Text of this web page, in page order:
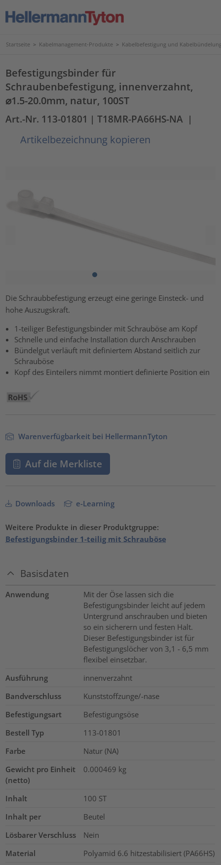
Startseite > Kabelmanagement-Produkte > Kabelbefestigung und
Befestigungsbinder für
Schraubenbefestigung, innenverzahnt,
⌀1.5-20.0mm, natur, 100ST
Art.-Nr. 113-01801 | T18MR-PA66HS-NA |
Artikelbezeichnung kopieren
Die Schraubbefestigung erzeugt eine geringe Einsteck- und
hohe Auszugskraft.
1-teiliger Befestigungsbinder mit Schrauböse am Kopf
Schnelle und einfache Installation durch Anschrauben
Bündelgut verläuft mit definiertem Abstand seitlich zur
Schrauböse
Kopf des Einteilers nimmt montiert definierte Position ein
Warenverfügbarkeit bei HellermannTyton
Auf die Merkliste
Downloads e-Learning
Weitere Produkte in dieser Produktgruppe:
Befestigungsbinder 1-teilig mit Schrauböse
Basisdaten
Anwendung
Mit der Öse lassen sich die
Befestigungsbinder leicht auf jedem
Untergrund anschrauben und bieten
so ein sicherern und festen Halt.
Dieser Befestigungsbinder ist für
Befestigungslöcher von 3,1 - 6,5 mm
flexibel einsetzbar.
Ausführung
innenverzahnt
Bandverschluss
Kunststoffzunge/-nase
Befestigungsart
Befestigungsöse
Bestell Typ
113-01801
Farbe
Natur (NA)
Gewicht pro Einheit
(netto)
0.000469 kg
Inhalt 100 ST
Inhalt per
Beutel
Lösbarer Verschluss
Nein
Material
Polyamid 6.6 hitzestabilisiert (PA66HS)